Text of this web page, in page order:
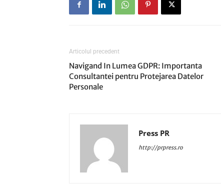
Articolul precedent
Navigand In Lumea GDPR: Importanta
Consultantei pentru Protejarea Datelor
Personale
Press PR
http://prpress.ro